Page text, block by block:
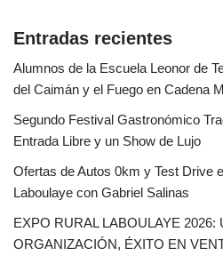
Entradas recientes
Alumnos de la Escuela Leonor de
del Caimán y el Fuego en Cadena
Segundo Festival Gastronómico
Entrada Libre y un Show de Lujo
Ofertas de Autos 0km y Test Drive
Laboulaye con Gabriel Salinas
EXPO RURAL LABOULAYE 2026:
ORGANIZACIÓN, ÉXITO EN